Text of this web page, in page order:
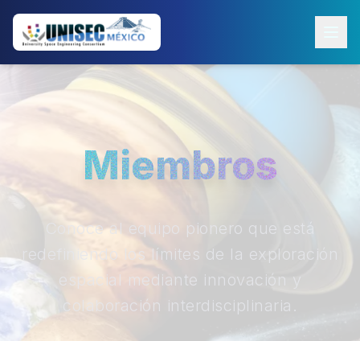
Miembros
Conoce al equipo pionero que está
redefiniendo los límites de la exploración
espacial mediante innovación y
colaboración interdisciplinaria.